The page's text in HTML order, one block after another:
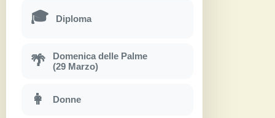
🎓 Diploma
🌴
Domenica delle Palme
(29 Marzo)
👩 Donne